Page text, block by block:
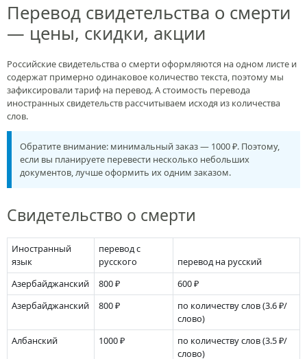
Перевод свидетельства о смерти
— цены, скидки, акции
Российские свидетельства о смерти оформляются на одном листе и
содержат примерно одинаковое количество текста, поэтому мы
зафиксировали тариф на перевод. А стоимость перевода
иностранных свидетельств рассчитываем исходя из количества
слов.
Обратите внимание: минимальный заказ — 1000 ₽. Поэтому,
если вы планируете перевести несколько небольших
документов, лучше оформить их одним заказом.
Свиде­тельство о смерти
Иностранный
язык
перевод с
русского
перевод на русский
Азербайджанский
800 ₽
600 ₽
Азербайджанский
800 ₽ по количеству слов(3.6 ₽/
слово)
Албанский
1000 ₽ по количеству слов(3.5 ₽/
слово)